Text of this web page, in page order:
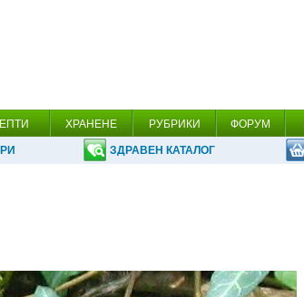
ХРАНЕНЕ РУБРИКИ ФОРУМ
ЗДРАВЕН КАТАЛОГ